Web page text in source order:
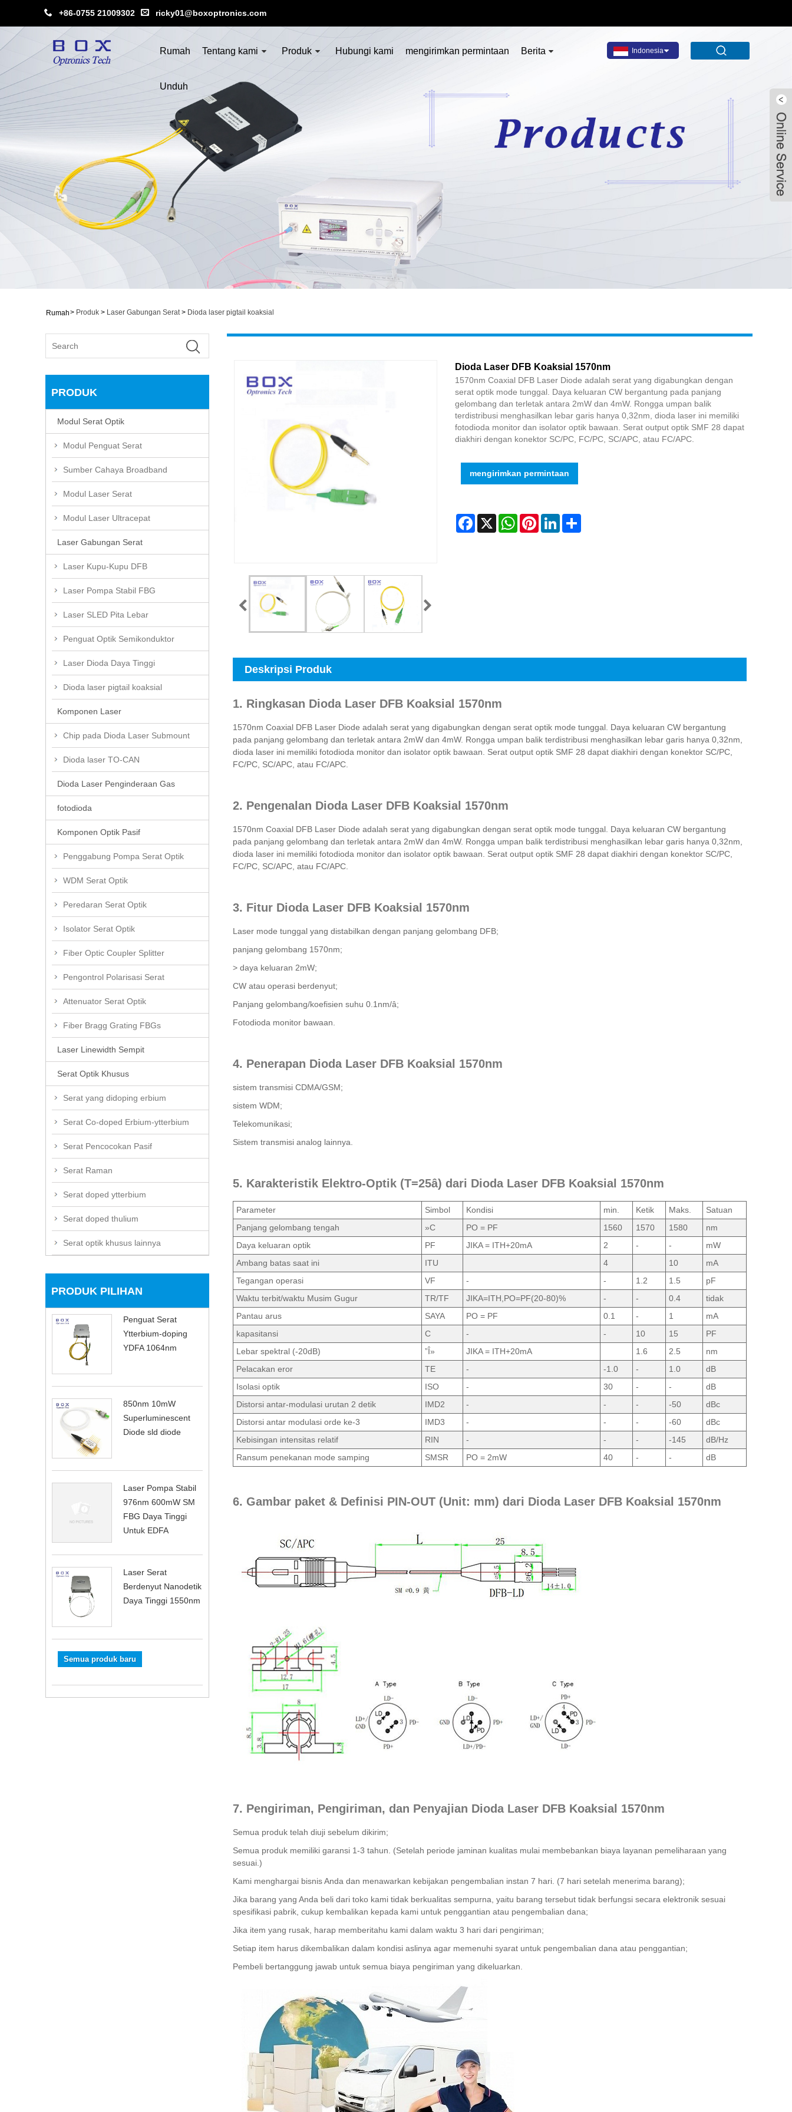
+86-0755 21009302 ricky01@boxoptronics.com
Indonesia
Rumah Tentang kami Produk Hubungi kami mengirimkan permintaan Berita
Unduh
Rumah> Produk > Laser Gabungan Serat> Dioda laser pigtail koaksial
PRODUK
Modul Serat Optik
Modul Penguat Serat
Sumber Cahaya Broadband
Modul Laser Serat
Modul Laser Ultracepat
Laser Gabungan Serat
Laser Kupu-Kupu DFB
Laser Pompa Stabil FBG
Laser SLED Pita Lebar
Penguat Optik Semikonduktor
Laser Dioda Daya Tinggi
Dioda laser pigtail koaksial
Komponen Laser
Chip pada Dioda Laser Submount
Dioda laser TO-CAN
Dioda Laser Penginderaan Gas
fotodioda
Komponen Optik Pasif
Penggabung Pompa Serat Optik
WDM Serat Optik
Peredaran Serat Optik
Isolator Serat Optik
Fiber Optic Coupler Splitter
Pengontrol Polarisasi Serat
Attenuator Serat Optik
Fiber Bragg Grating FBGs
Laser Linewidth Sempit
Serat Optik Khusus
Serat yang didoping erbium
Serat Co-doped Erbium-ytterbium
Serat Pencocokan Pasif
Serat Raman
Serat doped ytterbium
Serat doped thulium
Serat optik khusus lainnya
PRODUK PILIHAN
Penguat Serat
Ytterbium-doping
YDFA 1064nm
850nm 10mW
Superluminescent
Diode sld diode
Laser Pompa Stabil
976nm 600mW SM
FBG Daya Tinggi
Untuk EDFA
Laser Serat
Berdenyut Nanodetik
Daya Tinggi 1550nm
Semua produk baru
Dioda Laser DFB Koaksial 1570nm
1570nm Coaxial DFB Laser Diode adalah serat yang digabungkan dengan
serat optik mode tunggal. Daya keluaran CW bergantung pada panjang
gelombang dan terletak antara 2mW dan 4mW. Rongga umpan balik
terdistribusi menghasilkan lebar garis hanya 0,32nm, dioda laser ini memiliki
fotodioda monitor dan isolator optik bawaan. Serat output optik SMF 28 dapat
diakhiri dengan konektor SC/PC, FC/PC, SC/APC, atau FC/APC.
mengirimkan permintaan
Facebook
X WhatsAppPinterestLinkedInShare
Deskripsi Produk
1. Ringkasan Dioda Laser DFB Koaksial 1570nm
1570nm Coaxial DFB Laser Diode adalah serat yang digabungkan dengan serat optik mode tunggal. Daya keluaran CW bergantung
pada panjang gelombang dan terletak antara 2mW dan 4mW. Rongga umpan balik terdistribusi menghasilkan lebar garis hanya 0,32nm,
dioda laser ini memiliki fotodioda monitor dan isolator optik bawaan. Serat output optik SMF 28 dapat diakhiri dengan konektor SC/PC,
FC/PC, SC/APC, atau FC/APC.
2. Pengenalan Dioda Laser DFB Koaksial 1570nm
1570nm Coaxial DFB Laser Diode adalah serat yang digabungkan dengan serat optik mode tunggal. Daya keluaran CW bergantung
pada panjang gelombang dan terletak antara 2mW dan 4mW. Rongga umpan balik terdistribusi menghasilkan lebar garis hanya 0,32nm,
dioda laser ini memiliki fotodioda monitor dan isolator optik bawaan. Serat output optik SMF 28 dapat diakhiri dengan konektor SC/PC,
FC/PC, SC/APC, atau FC/APC.
3. Fitur Dioda Laser DFB Koaksial 1570nm
Laser mode tunggal yang distabilkan dengan panjang gelombang DFB;
panjang gelombang 1570nm;
> daya keluaran 2mW;
CW atau operasi berdenyut;
Panjang gelombang/koefisien suhu 0.1nm/â;
Fotodioda monitor bawaan.
4. Penerapan Dioda Laser DFB Koaksial 1570nm
sistem transmisi CDMA/GSM;
sistem WDM;
Telekomunikasi;
Sistem transmisi analog lainnya.
5. Karakteristik Elektro-Optik (T=25â) dari Dioda Laser DFB Koaksial 1570nm
Parameter Simbol Kondisi min. Ketik Maks.
Satuan
Panjang gelombang tengah
»C PO = PF 1560 1570 1580
nm
Daya keluaran optik
PF JIKA = ITH+20mA 2 - -
mW
Ambang batas saat ini
ITU 4 10
mA
Tegangan operasi
VF - - 1.2 1.5
pF
Waktu terbit/waktu Musim Gugur
TR/TF JIKA=ITH,PO=PF(20-80)% - - 0.4
tidak
Pantau arus
SAYA PO = PF 0.1 - 1
mA
kapasitansi
C - - 10 15
PF
Lebar spektral (-20dB)
”Î» JIKA = ITH+20mA 1.6 2.5
nm
Pelacakan eror
TE - -1.0 - 1.0
dB
Isolasi optik
ISO - 30 - -
dB
Distorsi antar-modulasi urutan 2 detik
IMD2 - - - -50
dBc
Distorsi antar modulasi orde ke-3
IMD3 - - - -60
dBc
Kebisingan intensitas relatif
RIN - - - -145
dB/Hz
Ransum penekanan mode samping
SMSR PO = 2mW 40 - - dB
6. Gambar paket & Definisi PIN-OUT (Unit: mm) dari Dioda Laser DFB Koaksial 1570nm
7. Pengiriman, Pengiriman, dan Penyajian Dioda Laser DFB Koaksial 1570nm
Semua produk telah diuji sebelum dikirim;
Semua produk memiliki garansi 1-3 tahun. (Setelah periode jaminan kualitas mulai membebankan biaya layanan pemeliharaan yang
sesuai.)
Kami menghargai bisnis Anda dan menawarkan kebijakan pengembalian instan 7 hari. (7 hari setelah menerima barang);
Jika barang yang Anda beli dari toko kami tidak berkualitas sempurna, yaitu barang tersebut tidak berfungsi secara elektronik sesuai
spesifikasi pabrik, cukup kembalikan kepada kami untuk penggantian atau pengembalian dana;
Jika item yang rusak, harap memberitahu kami dalam waktu 3 hari dari pengiriman;
Setiap item harus dikembalikan dalam kondisi aslinya agar memenuhi syarat untuk pengembalian dana atau penggantian;
Pembeli bertanggung jawab untuk semua biaya pengiriman yang dikeluarkan.